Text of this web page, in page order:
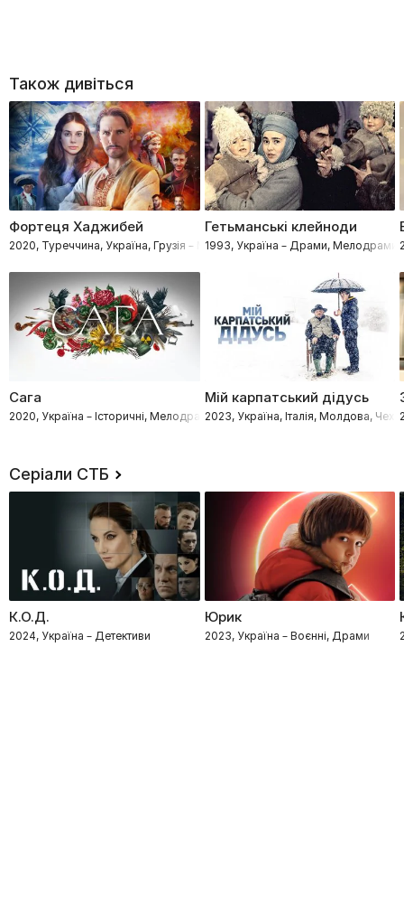
Також дивіться
Фортеця Хаджибей
2020, Туреччина, Україна, Грузія – Мелодрами, Пригоди, Історичні
Гетьманські клейноди
1993, Україна – Драми, Мелодрами,
Сага
2020, Україна – Історичні, Мелодрами, Воєнні
Мій карпатський дідусь
2023, Україна, Італія, Молдова,
Серіали СТБ
К.О.Д.
2024, Україна – Детективи
Юрик
2023, Україна – Воєнні, Драми